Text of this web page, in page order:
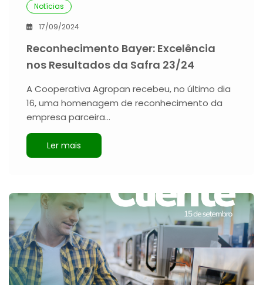
Notícias
17/09/2024
Reconhecimento Bayer: Excelência
nos Resultados da Safra 23/24
A Cooperativa Agropan recebeu, no último dia
16, uma homenagem de reconhecimento da
empresa parceira…
Ler mais